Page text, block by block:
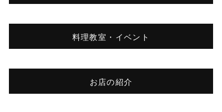
料理教室・イベント
お店の紹介